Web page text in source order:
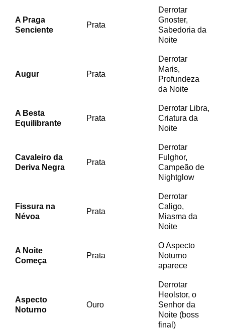
A Praga
Senciente
Prata
Derrotar
Gnoster,
Sabedoria da
Noite
Augur Prata
Derrotar
Maris,
Profundeza
da Noite
A Besta
Equilibrante
Prata
Derrotar Libra,
Criatura da
Noite
Cavaleiro da
Deriva Negra
Prata
Derrotar
Fulghor,
Campeão de
Nightglow
Fissura na
Névoa
Prata
Derrotar
Caligo,
Miasma da
Noite
A Noite
Começa
Prata
O Aspecto
Noturno
aparece
Aspecto
Noturno
Ouro
Derrotar
Heolstor, o
Senhor da
Noite (boss
final)